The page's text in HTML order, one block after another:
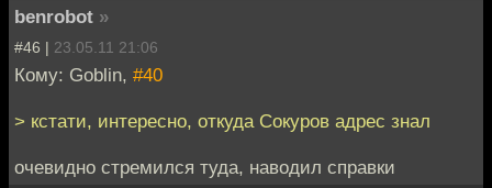
benrobot »
#46 | 23.05.11 21:06
Кому: Goblin, #40
> кстати, интересно, откуда Сокуров адрес знал
очевидно стремился туда, наводил справки